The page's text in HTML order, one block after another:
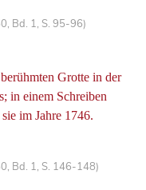
Bd. 1, S. 95-96)
Grotte in der
in einem Schreiben
im Jahre 1746.
Bd. 1, S. 146-148)